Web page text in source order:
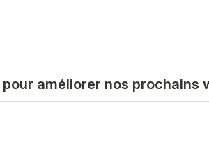
améliorer nos prochains